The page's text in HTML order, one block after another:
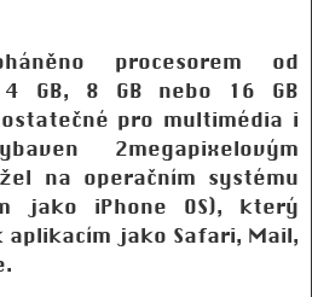
procesorem od
4 GB, 8 GB nebo 16 GB
pro multimédia i
2megapixelovým
na operačním systému
jako iPhone OS), který
aplikacím jako Safari, Mail,